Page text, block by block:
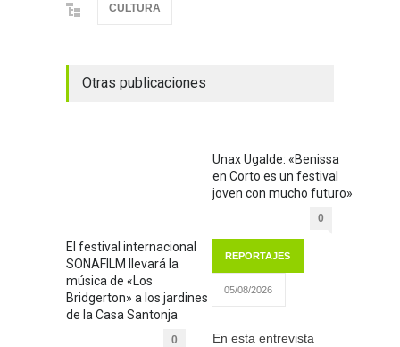
CULTURA
Otras publicaciones
El festival internacional
SONAFILM llevará la
música de «Los
Bridgerton» a los jardines
de la Casa Santonja
0
Unax Ugalde: «Benissa
en Corto es un festival
joven con mucho futuro»
0
REPORTAJES
05/08/2026
En esta entrevista